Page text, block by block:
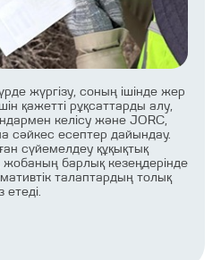
жүргізу, соның ішінде жер
қажетті рұқсаттарды алу,
келісу және JORC,
сәйкес есептер дайындау.
сүйемелдеу құқықтық
жобаның барлық кезеңдерінде
талаптардың толық